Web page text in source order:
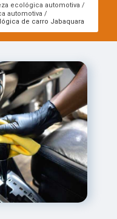
ecológica automotiva
automotiva
de carro Jabaquara